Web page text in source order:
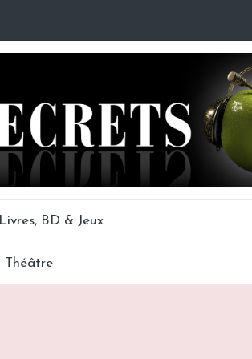
Livres, BD & Jeux
Théâtre